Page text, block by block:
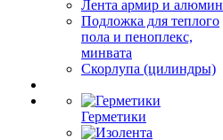
Лента армир и алюмин
Подложка для теплого
пола и пеноплекс,
минвата
Скорлупа (цилиндры)
Герметики